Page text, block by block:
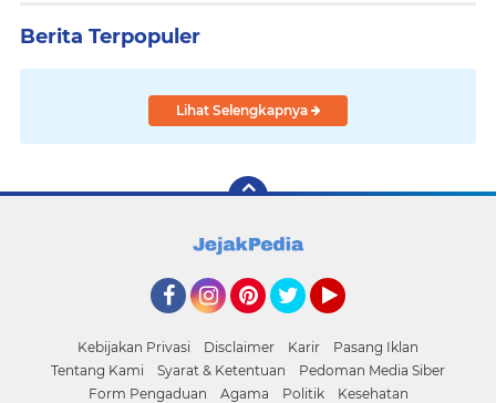
Berita Terpopuler
Lihat Selengkapnya
Kebijakan Privasi Disclaimer Karir
Pasang Iklan
Tentang Kami
Syarat & Ketentuan
Pedoman Media Siber
Form Pengaduan
Agama Politik Kesehatan